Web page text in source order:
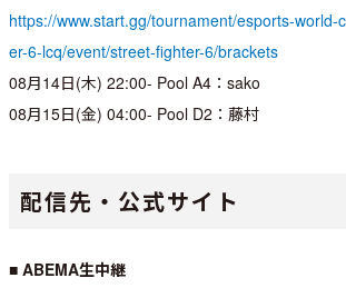
https://www.start.gg/tournament/esports-
er-6-lcq/event/street-fighter-6/brackets
08月14日(木) 22:00- Pool A4：sako
08月15日(金) 04:00- Pool D2：藤村
配信先・公式サイト
■ ABEMA生中継